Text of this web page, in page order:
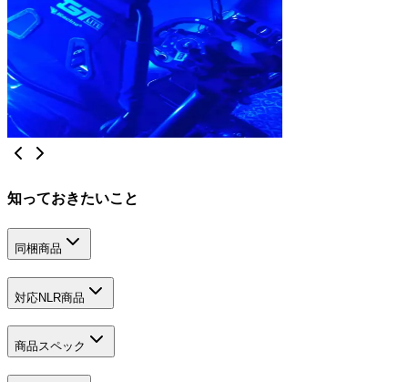
知っておきたいこと
同梱商品
対応NLR商品
商品スペック